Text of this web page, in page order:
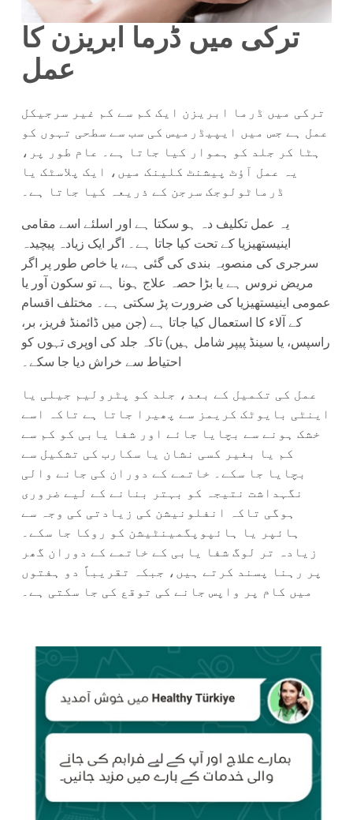
ترکی میں ڈرما ابریزن کا
عمل
ترکی میں ڈرما ابریزن ایک کم سے کم غیر سرجیکل
عمل ہے جس میں ایپیڈرمیس کی سب سے سطحی تہوں کو
ہٹا کر جلد کو ہموار کیا جاتا ہے۔ عام طور پر،
یہ عمل آؤٹ پیشنٹ کلینک میں، ایک پلاسٹک یا
ڈرماٹولوجک سرجن کے ذریعہ کیا جاتا ہے۔
یہ عمل تکلیف دہ ہو سکتا ہے اور اسلئے اسے مقامی
اینیستھیزیا کے تحت کیا جاتا ہے۔ اگر ایک زیادہ پیچیدہ
سرجری کی منصوبہ بندی کی گئی ہے، یا خاص طور پر اگر
مریض نروس ہے یا بڑا حصہ علاج ہونا ہے تو سکون آور یا
عمومی اینیستھیزیا کی ضرورت پڑ سکتی ہے۔ مختلف اقسام
کے آلاء کا استعمال کیا جاتا ہے (جن میں ڈائمنڈ فریز، بر،
راسپس، یا سینڈ پیپر شامل ہیں) تاکہ جلد کی اوپری تہوں کو
احتیاط سے خراش دیا جا سکے۔
عمل کی تکمیل کے بعد، جلد کو پٹرولیم جیلی یا
اینٹی بایوٹک کریمز سے پھیرا جاتا ہے تاکہ اسے
خشک ہونے سے بچایا جائے اور شفا یابی کو کم سے
کم یا بغیر کسی نشان یا سکارب کی تشکیل سے
بچایا جا سکے۔ خاتمے کے دوران کی جانے والی
نگہداشت نتیجہ کو بہتر بنانے کے لیے ضروری
ہوگی تاکہ انفلونیشن کی زیادتی کی وجہ سے
ہائپر یا ہائپوپگمینٹیشن کو روکا جا سکے۔
زیادہ تر لوگ شفا یابی کے خاتمے کے دوران گھر
پر رہنا پسند کرتے ہیں، جبکہ تقریباً دو ہفتوں
میں کام پر واپس جانے کی توقع کی جا سکتی ہے۔